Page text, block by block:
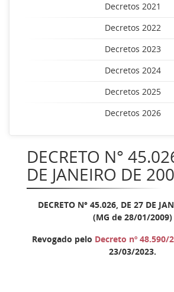
Decretos 2021
Decretos 2022
Decretos 2023
Decretos 2024
Decretos 2025
Decretos 2026
DECRETO N°
DE JANEIRO DE
DECRETO N° 45.026, DE 27 DE
(MG de 28/01/2009)
Revogado pelo Decreto nº 48.590/
23/03/2023.